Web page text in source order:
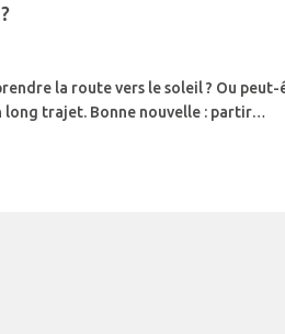
la route vers le soleil ? Ou
long trajet. Bonne nouvelle : partir…